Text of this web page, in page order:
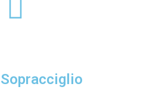
Sopracciglio